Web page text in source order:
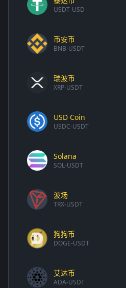
USDT-USD
币安币
BNB-USDT
瑞波币
XRP-USDT
USD Coin
USDC-USDT
Solana
SOL-USDT
波场
TRX-USDT
狗狗币
DOGE-USDT
艾达币
ADA-USDT